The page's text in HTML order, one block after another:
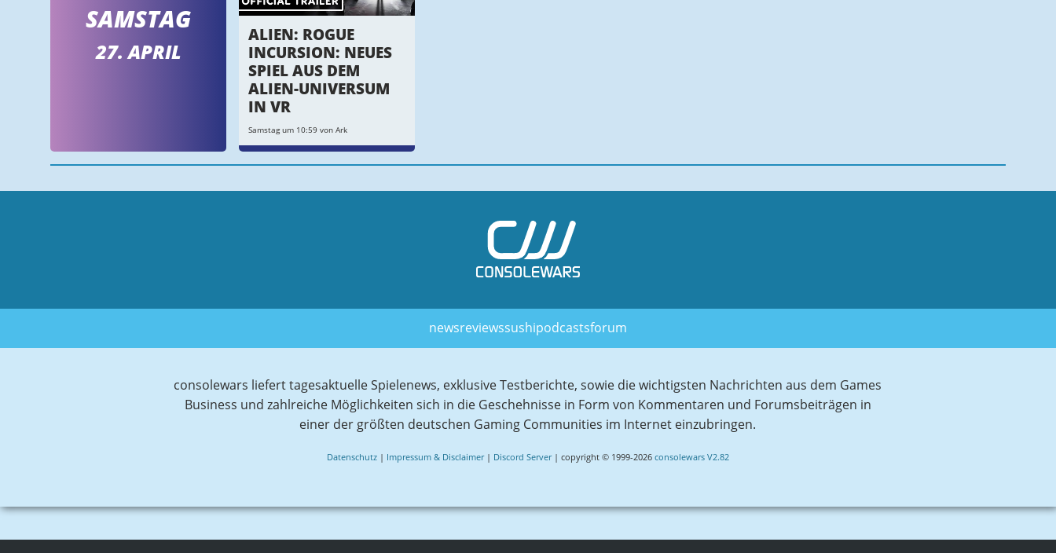
SAMSTAG
27. APRIL
ALIEN: ROGUE
INCURSION: NEUES
SPIEL AUS DEM
ALIEN-UNIVERSUM
IN VR
Samstag um 10:59 von Ark
newsreviewssushipodcastsforum
consolewars liefert tagesaktuelle Spielenews, exklusive Testberichte, sowie die wichtigsten Nachrichten aus dem Games
Business und zahlreiche Möglichkeiten sich in die Geschehnisse in Form von Kommentaren und Forumsbeiträgen in
einer der größten deutschen Gaming Communities im Internet einzubringen.
Datenschutz| Impressum & Disclaimer| Discord Server| copyright © 1999-2026 consolewars V2.82